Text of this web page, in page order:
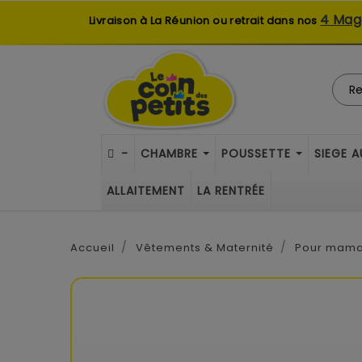
Livraison à La Réunion ou retrait dans nos 4
- CHAMBRE POUSSETTE SIEGE
ALLAITEMENT LA RENTRÉE
Accueil Vêtements & Maternité Pour